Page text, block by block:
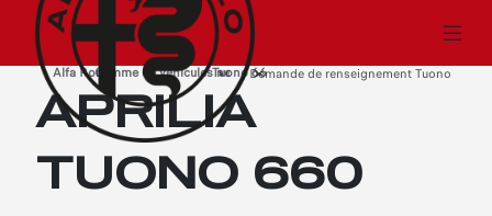
Alfa RomeoGamme de véhicules neufs
›
Tuono 660
›
Demande de renseignement Tuono 660
APRILIA
TUONO 660